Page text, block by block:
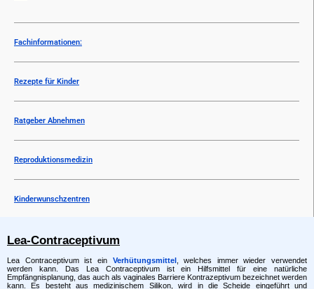
Fachinformationen:
Rezepte für Kinder
Ratgeber Abnehmen
Reproduktionsmedizin
Kinderwunschzentren
Lea-Contraceptivum
Lea Contraceptivum ist ein Verhütungsmittel
, welches immer wieder verwendet
werden kann. Das Lea Contraceptivum ist ein Hilfsmittel für eine natürliche
Empfängnisplanung, das auch als vaginales Barriere Kontrazeptivum bezeichnet werden
kann. Es besteht aus medizinischem Silikon, wird in die Scheide eingeführt und